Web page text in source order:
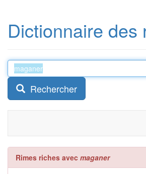
Dictionnaire des
Rechercher
Rimes riches avec maganer